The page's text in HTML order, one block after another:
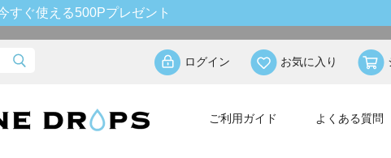
すぐ使える500Pプレゼント
ログイン お気に入り
ご利用ガイド よくある質問